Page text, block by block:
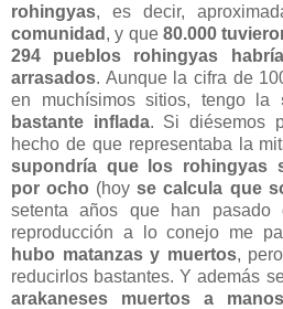
rohingyas, es decir,
comunidad , y que 80.000
294 pueblos rohingyas
arrasados. Aunque la cifra de
en muchísimos sitios, tengo la
bastante inflada. Si diésemos
hecho de que representaba la
supondría que los rohingyas
por ocho (hoyse calcula que
setenta años que han pasado
reproducción a lo conejo me
hubo matanzas y muertos,
reducirlos bastantes. Y además
arakaneses muertos a